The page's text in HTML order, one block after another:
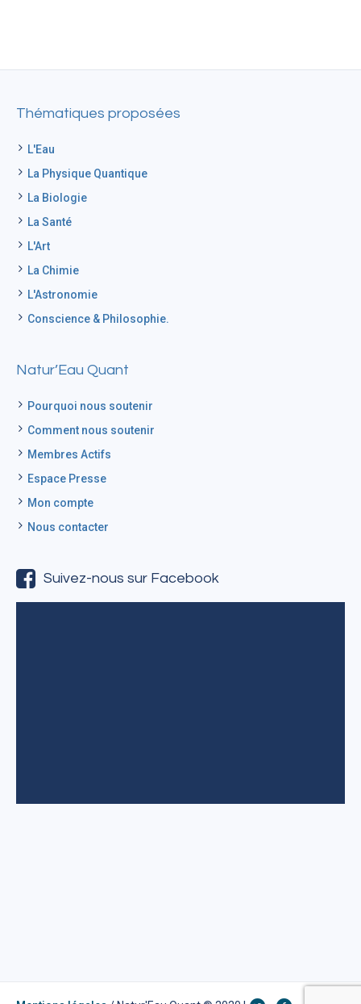
Thématiques proposées
L'Eau
La Physique Quantique
La Biologie
La Santé
L'Art
La Chimie
L'Astronomie
Conscience & Philosophie.
Natur’Eau Quant
Pourquoi nous soutenir
Comment nous soutenir
Membres Actifs
Espace Presse
Mon compte
Nous contacter
Suivez-nous sur Facebook